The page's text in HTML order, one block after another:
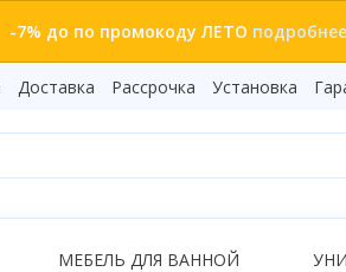
-7% до по промокоду ЛЕТО подробнее
Доставка Рассрочка Установка
Показать все
МЕБЕЛЬ ДЛЯ ВАННОЙ